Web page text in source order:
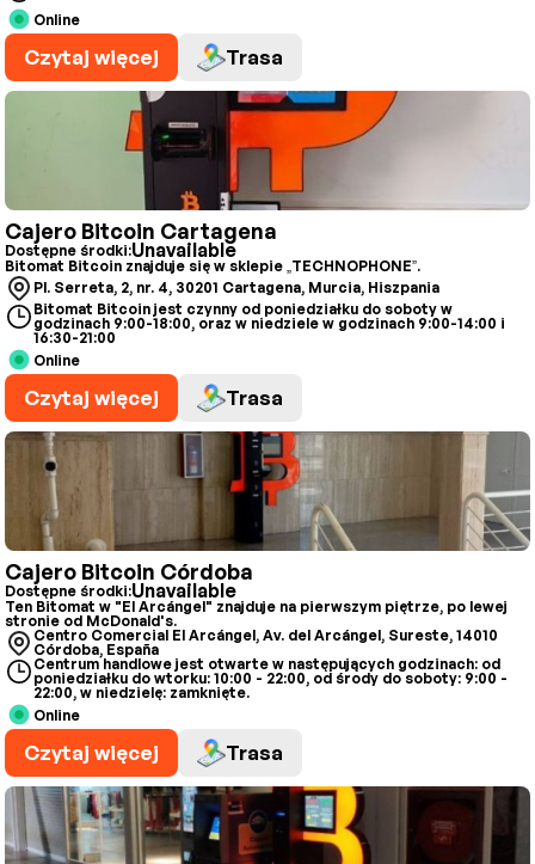
Online
Czytaj więcej Trasa
Cajero Bitcoin Cartagena
Dostępne środki:Unavailable
Bitomat Bitcoin znajduje się w sklepie „TECHNOPHONE”.
Pl. Serreta, 2, nr. 4, 30201 Cartagena, Murcia, Hiszpania
Bitomat Bitcoin jest czynny od poniedziałku do soboty w
godzinach 9:00-18:00, oraz w niedziele w godzinach 9:00-14:00 i
16:30-21:00
Online
Czytaj więcej Trasa
Cajero Bitcoin Córdoba
Dostępne środki:Unavailable
Ten Bitomat w "El Arcángel" znajduje na pierwszym piętrze, po lewej
stronie od McDonald's.
Centro Comercial El Arcángel, Av. del Arcángel, Sureste, 14010
Córdoba, España
Centrum handlowe jest otwarte w następujących godzinach: od
poniedziałku do wtorku: 10:00 - 22:00, od środy do soboty: 9:00 -
22:00, w niedzielę: zamknięte.
Online
Czytaj więcej Trasa